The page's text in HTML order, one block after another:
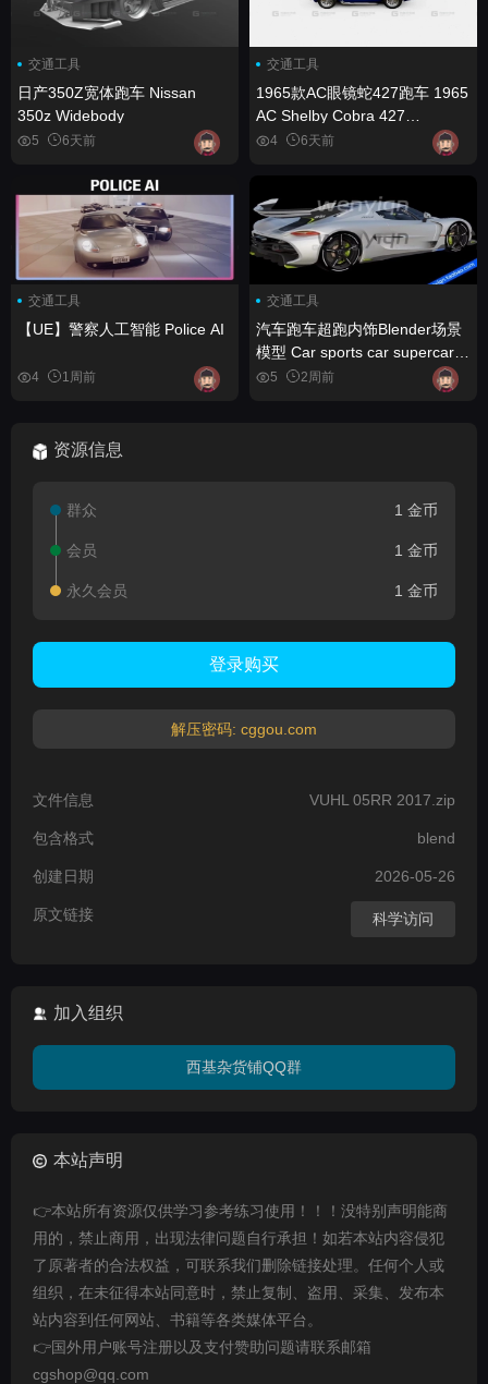
交通工具
日产350Z宽体跑车 Nissan
350z Widebody
5 6天前
交通工具
1965款AC眼镜蛇427跑车 1965
AC Shelby Cobra 427
www.vecarz.com
4 6天前
交通工具
【UE】警察人工智能 Police AI
4 1周前
交通工具
汽车跑车超跑内饰Blender场景
模型 Car sports car supercar
interior Blender scene model
5 2周前
资源信息
群众 1 金币
会员 1 金币
永久会员 1 金币
登录购买
解压密码: cggou.com
文件信息 VUHL 05RR 2017.zip
包含格式 blend
创建日期 2026-05-26
原文链接 科学访问
加入组织
西基杂货铺QQ群
本站声明
👉本站所有资源仅供学习参考练习使用！！！没特别声明能商
用的，禁止商用，出现法律问题自行承担！如若本站内容侵犯
了原著者的合法权益，可联系我们删除链接处理。任何个人或
组织，在未征得本站同意时，禁止复制、盗用、采集、发布本
站内容到任何网站、书籍等各类媒体平台。
👉国外用户账号注册以及支付赞助问题请联系邮箱
cgshop@qq.com